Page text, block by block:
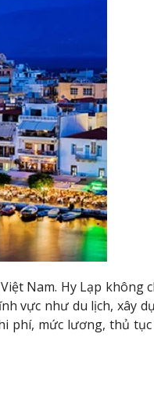
Nam. Hy Lạp không
vực như du lịch, xây
phí, mức lương, thủ